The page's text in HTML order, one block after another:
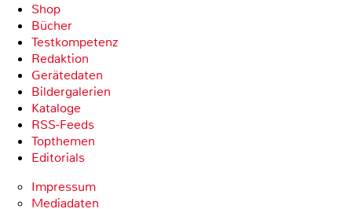
Shop
Bücher
Testkompetenz
Redaktion
Gerätedaten
Bildergalerien
Kataloge
RSS-Feeds
Topthemen
Editorials
Impressum
Mediadaten